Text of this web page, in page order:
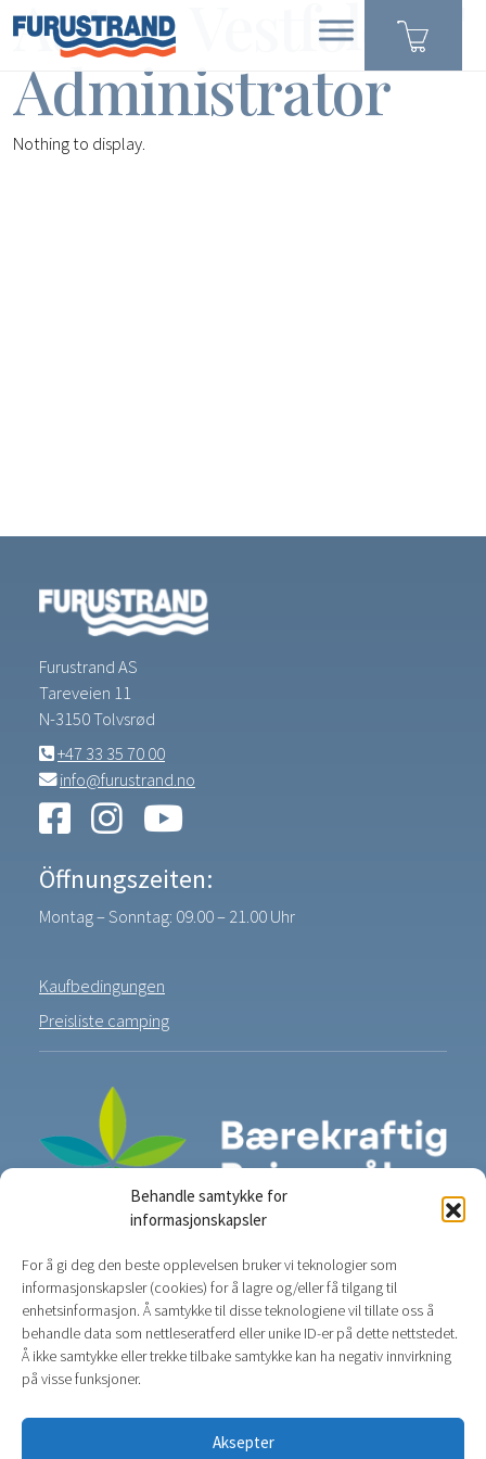
Behandle samtykke for
informasjonskapsler
For å gi deg den beste opplevelsen bruker vi teknologier som
informasjonskapsler (cookies) for å lagre og/eller få tilgang til
enhetsinformasjon. Å samtykke til disse teknologiene vil tillate oss å
behandle data som nettleseratferd eller unike ID-er på dette nettstedet.
Å ikke samtykke eller trekke tilbake samtykke kan ha negativ innvirkning
på visse funksjoner.
Aksepter
Autor: Vestfold IT
Administrator
Nothing to display.
Furustrand AS
Tareveien 11
N-3150 Tolvsrød
+47 33 35 70 00
info@furustrand.no
Öffnungszeiten:
Montag – Sonntag: 09.00 – 21.00 Uhr
Kaufbedingungen
Preisliste camping